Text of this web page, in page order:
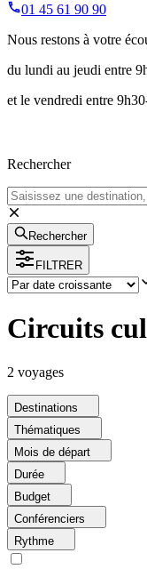
01 45 61 90 90
Nous restons à votre
du lundi au jeudi entre
et le vendredi entre
Rechercher
Rechercher
FILTRER
Circuits
2 voyages
Destinations
Thématiques
Mois de départ
Durée
Budget
Conférenciers
Rythme